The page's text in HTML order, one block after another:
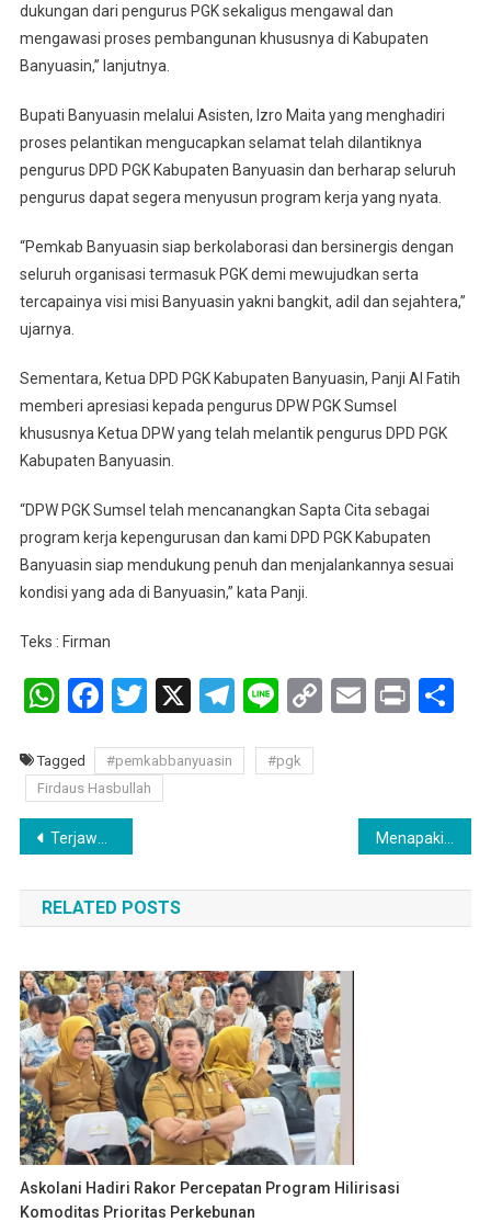
dukungan dari pengurus PGK sekaligus mengawal dan
mengawasi proses pembangunan khususnya di Kabupaten
Banyuasin,” lanjutnya.
Bupati Banyuasin melalui Asisten, Izro Maita yang menghadiri
proses pelantikan mengucapkan selamat telah dilantiknya
pengurus DPD PGK Kabupaten Banyuasin dan berharap seluruh
pengurus dapat segera menyusun program kerja yang nyata.
“Pemkab Banyuasin siap berkolaborasi dan bersinergis dengan
seluruh organisasi termasuk PGK demi mewujudkan serta
tercapainya visi misi Banyuasin yakni bangkit, adil dan sejahtera,”
ujarnya.
Sementara, Ketua DPD PGK Kabupaten Banyuasin, Panji Al Fatih
memberi apresiasi kepada pengurus DPW PGK Sumsel
khususnya Ketua DPW yang telah melantik pengurus DPD PGK
Kabupaten Banyuasin.
“DPW PGK Sumsel telah mencanangkan Sapta Cita sebagai
program kerja kepengurusan dan kami DPD PGK Kabupaten
Banyuasin siap mendukung penuh dan menjalankannya sesuai
kondisi yang ada di Banyuasin,” kata Panji.
Teks : Firman
WhatsApp
Facebook
Twitter
X Telegram
LineCopyEmail
Print
Tagged #pemkabbanyuasin
#pgk
Firdaus Hasbullah
Navigasi
pos
Terjawab sudah keluhan warga jalan Palembang/Betung Bupati Banyuasin Langsung Audiensi Ke Kemenpur RI
RELATED POSTS
Askolani Hadiri Rakor Percepatan Program Hilirisasi
Komoditas Prioritas Perkebunan